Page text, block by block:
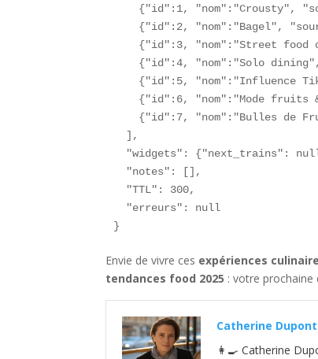
{"id":1, "nom":"Crousty",
{"id":2, "nom":"Bagel",
{"id":3, "nom":"Street food
{"id":4, "nom":"Solo
{"id":5, "nom":"Influence
{"id":6, "nom":"Mode fruits
{"id":7, "nom":"Bulles de
  ],
"widgets": {"next_trains":
  "notes": [],
  "TTL": 300,
  "erreurs": null
}
Envie de vivre ces expériences
tendances food 2025 : votre prochaine
Catherine Dupont
👩‍🍳 Catherine